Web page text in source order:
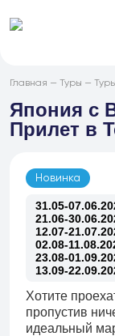
Главная — Туры —
Япония с
Прилет в
Новинка
31.05-
21.06-
12.07-
02.08-
23.08-
13.09-
Хотите
пропустив
идеальный